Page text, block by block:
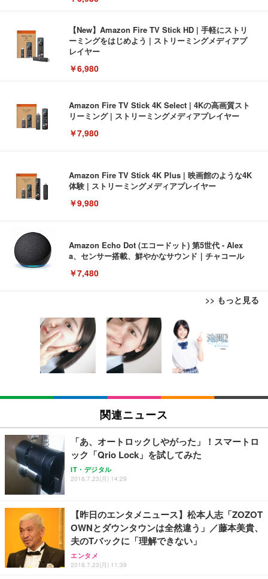
【New】Amazon Fire TV Stick HD | 手軽にストリ
ーミングをはじめよう | ストリーミングメディアプ
レイヤー
￥6,980
Amazon Fire TV Stick 4K Select | 4Kの高画質スト
リーミング | ストリーミングメディアプレイヤー
￥7,980
Amazon Fire TV Stick 4K Plus | 映画館のような4K
体験 | ストリーミングメディアプレイヤー
￥9,980
Amazon Echo Dot (エコードット) 第5世代 - Alex
a、センサー搭載、鮮やかなサウンド｜チャコール
￥7,480
>> もっと見る
[EdoErgo] オフィスチェア 椅子 テレワーク 疲れな
い 跳ね上げ式アームレスト コンパクト 約105度ロッ
キング pc 事務椅子 360度回転 座面昇降 強化ナイロ
ン樹脂ベース 通気性メッシュ 在宅ワーク H-WY01
(黒網+黒枠+黒足)
￥5,699
SIHOO B100 オフィスチェア／デスクチェア メッシ
ュチェア 人間工学 疲れない ブラック
￥27,999
Sezlife オフィスチェア デスクチェア 疲れない テレ
ワーク チェア 強化バックレスト 30度ロッキング機
能 人間工学 椅子 腰サポート 90度跳ね上げ式アーム
ョン PCチェア 通気性メッシュ ゲーミング/勉強/事
務用 おしゃれ パソコンチェア (ブラック)
Sezlife オフィスチェア デスクチェア 疲れない テレ
ワーク チェア 強化バックレスト 30度ロッキング機
能 人間工学 椅子 腰サポート 90度跳ね上げ式アーム
レスト 3Dヘッドレスト ハンガー付き 高反発クッシ
EIZO ビジネス向けプレミアムモニター | FlexScan
EV3240X-WT | 31.5型4K UHD・USB Type-C・ホワ
イト
￥105,595
EIZO ビジネス向けプレミアムモニター | FlexScan
￥109,572
【純正品】27"ゲーミングモニター DualSense 充電
フック付き（CFI-ZDM1J）
【整備済み品】Dell E2724HS 27インチ 液晶モニタ
ー フルHD（1920×1080）VA 非光沢 HDMI/DisplayP
ort/VGA スピーカー内蔵 高さ調整 スイベル VESA対
応 ComfortView ビジネス向け
￥15,800
Amazonベーシック ペットシーツ 薄型 レギュラー 1
回使い捨て 無香料 ホワイト 300枚
￥3,373
Amazonベーシック ペットシーツ 厚型 ワイド 42枚
x2袋(84枚) ホワイト(吸収面:ライトブルー)
￥3,234
ネオ・ルーライフ ネオ・オムツ L 中型犬用 26枚入
り 単品
Smart Basic(スマートベーシック) 【Amazon.co.jp
限定】 Smart Basic アイリスオーヤマ ペットシーツ
超厚型 お徳用 ワイド 100枚入 (x 1) (ケース販売)
関連ニュース
「あ、オートロックしやがった」！スマートロ
ック「Qrio Lock」を試してみた
IT・デジタル
2018.7.23(月) 14:29
【昨日のエンタメニュース】松本人志「ZOZOT
OWNとダウンタウンは全然違う」／藤本美貴、
夫のTバックに「理解できない」
エンタメ
2018.7.23(月) 11:39